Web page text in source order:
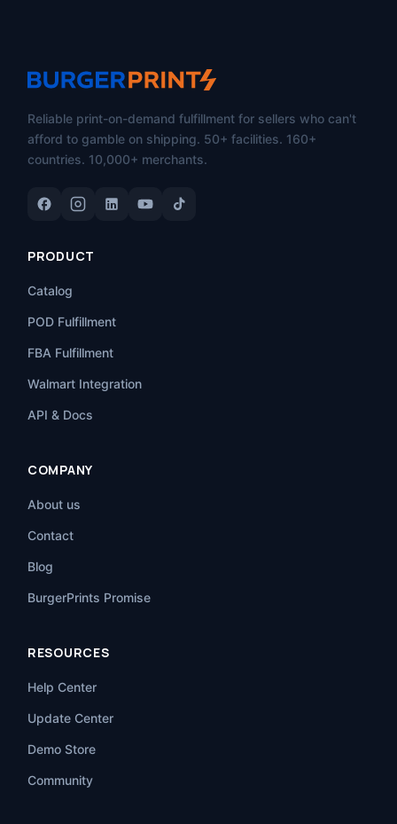
Reliable print-on-demand fulfillment for sellers who can't
afford to gamble on shipping. 50+ facilities. 160+
countries. 10,000+ merchants.
PRODUCT
Catalog
POD Fulfillment
FBA Fulfillment
Walmart Integration
API & Docs
COMPANY
About us
Contact
Blog
BurgerPrints Promise
RESOURCES
Help Center
Update Center
Demo Store
Community